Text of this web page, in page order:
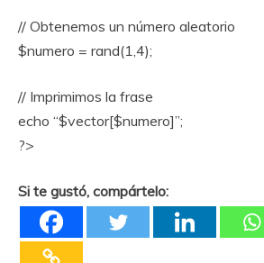
// Obtenemos un número aleatorio
$numero = rand(1,4);
// Imprimimos la frase
echo “$vector[$numero]”;
?>
Si te gustó, compártelo: